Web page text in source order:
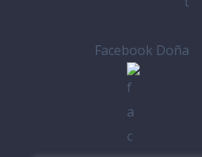
Facebook Doña